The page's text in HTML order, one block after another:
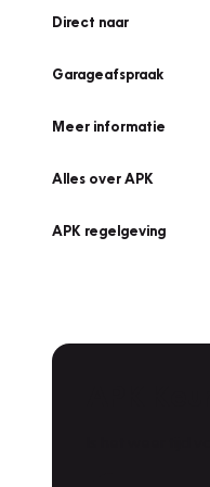
Direct naar
Garageafspraak
Meer informatie
Alles over APK
APK regelgeving